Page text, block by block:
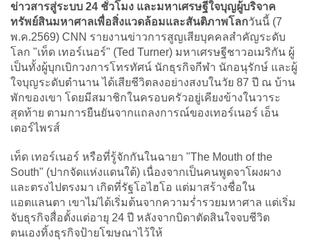
ข่าวสารสู่ระบบ 24 ชั่วโมง และมหาเศรษฐีใจบุญผู้บริจาค
ทรัพย์สินมหาศาลเพื่อสิ่งแวดล้อมและสันติภาพโลกวันนี้ (7
พ.ค.2569) CNN รายงานข่าวการสูญเสียบุคคลสำคัญระดับ
โลก "เท็ด เทอร์เนอร์" (Ted Turner) มหาเศรษฐีชาวอเมริกัน ผู้
เป็นทั้งผู้บุกเบิกวงการโทรทัศน์ นักธุรกิจกีฬา นักอนุรักษ์ และผู้
ใจบุญระดับตำนาน ได้เสียชีวิตลงอย่างสงบในวัย 87 ปี ณ บ้าน
พักของเขา โดยมีสมาชิกในครอบครัวอยู่เคียงข้างในวาระ
สุดท้าย ตามการยืนยันจากแถลงการณ์ของเทอร์เนอร์ เอ็น
เตอร์ไพรส์
เท็ด เทอร์เนอร์ หรือที่รู้จักกันในฉายา "The Mouth of the
South" (ปากจัดแห่งแดนใต้) เนื่องจากเป็นคนพูดจาโผงผาง
และตรงไปตรงมา เกิดที่รัฐโอไฮโอ แต่มาสร้างชื่อใน
แอตแลนตา เขาไม่ได้เริ่มต้นจากความร่ำรวยมหาศาล แต่เริ่ม
จับธุรกิจสื่อตั้งแต่อายุ 24 ปี หลังจากบิดาตัดสินใจจบชีวิต
ตนเองทิ้งธุรกิจป้ายโฆษณาไว้ให้